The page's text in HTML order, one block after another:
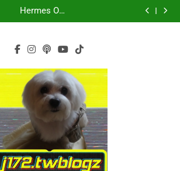
少女時代(소녀시
대)(Girls’
using OpenRouter
(다시만난세계)(Into
Generation)
Hermes One
Quick Start Guide
Telegram